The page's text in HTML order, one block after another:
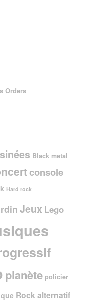
Orders
Black metal
console
Hard rock
Jeux Lego
planète policier
Rock alternatif